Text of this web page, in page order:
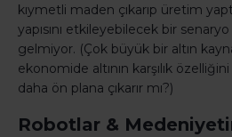
kıymetli maden çıkarıp üretim
yapısını etkileyebilecek bir
gelmiyor. (Çok büyük bir altın
ekonomide altının karşılık
daha ön plana çıkarır mı?)
Robotlar &